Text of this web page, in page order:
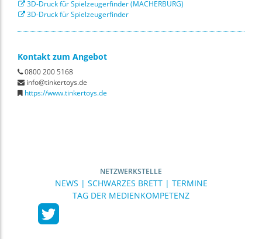
3D-Druck für Spielzeugerfinder (MACHERBURG)
3D-Druck für Spielzeugerfinder
Kontakt zum Angebot
0800 200 5168
info@tinkertoys.de
https://www.tinkertoys.de
NETZWERKSTELLE
NEWS | SCHWARZES BRETT | TERMINE
TAG DER MEDIENKOMPETENZ